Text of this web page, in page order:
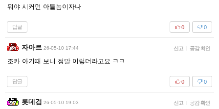
뭐야 시커먼 아들놈이자나
답글 0
0
자아르 26-05-10 17:44 신고 | 공감 확인
조카 아기때 보니 정말 이렇더라고요 ㅋㅋ
답글 0
0
롯데검 26-05-10 19:03 신고 | 공감 확인